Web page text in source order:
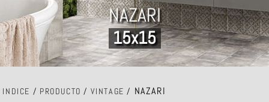
NAZARI
15x15
INDICE / PRODUCTO / VINTAGE / NAZARI